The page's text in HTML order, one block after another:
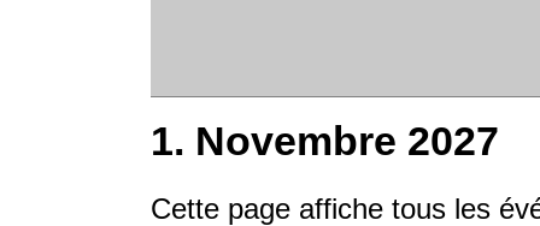
1. Novembre 2027
Cette page affiche tous les